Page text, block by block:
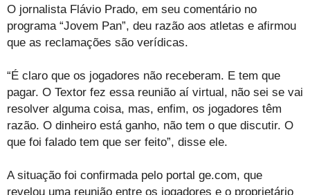
O jornalista Flávio Prado, em seu comentário no
programa “Jovem Pan”, deu razão aos atletas e afirmou
que as reclamações são verídicas.
“É claro que os jogadores não receberam. E tem que
pagar. O Textor fez essa reunião aí virtual, não sei se vai
resolver alguma coisa, mas, enfim, os jogadores têm
razão. O dinheiro está ganho, não tem o que discutir. O
que foi falado tem que ser feito”, disse ele.
A situação foi confirmada pelo portal ge.com, que
revelou uma reunião entre os jogadores e o proprietário